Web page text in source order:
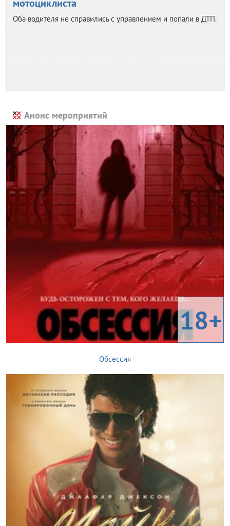
мотоциклиста
Оба водителя не справились с управлением и попали в ДТП.
Анонс мероприятий
18+
Обсессия